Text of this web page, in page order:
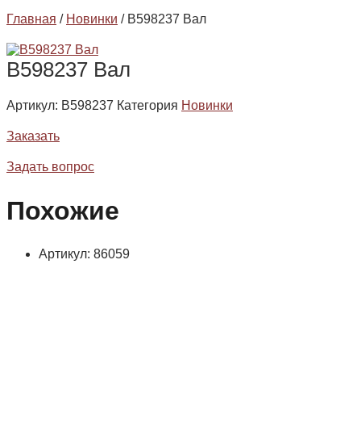
Главная / Новинки / B598237 Вал
B598237 Вал
Артикул: B598237 Категория Новинки
Заказать
Задать вопрос
Похожие
Артикул: 86059